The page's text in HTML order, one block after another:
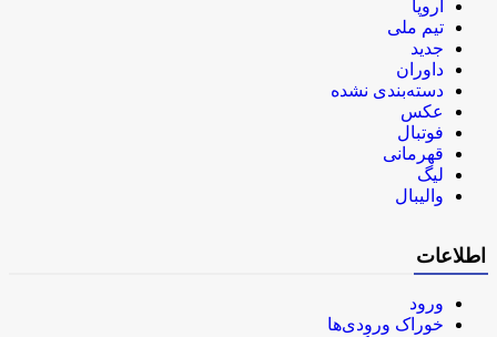
اروپا
تیم ملی
جدید
داوران
دسته‌بندی نشده
عکس
فوتبال
قهرمانی
لیگ
والیبال
اطلاعات
ورود
خوراک ورودی‌ها